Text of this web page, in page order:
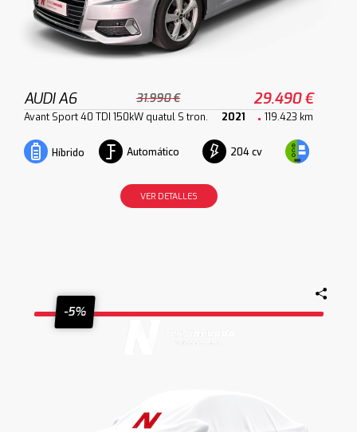
AUDI A6 31.990 € 29.490 €
Avant Sport 40 TDI 150kW quatul S tron. 2021 119.423 km
Híbrido Automático 204 cv
VER DETALLES
-5%